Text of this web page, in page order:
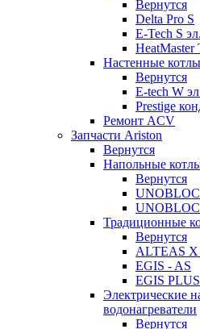
Вернутся
Delta Pro S
E-Tech S
HeatMaster
Настенные котлы
Вернутся
E-tech W
Prestige
Ремонт ACV
Запчасти Ariston
Вернутся
Напольные
Вернутся
UNOBLOC
Традиционные
Вернутся
ALTEAS
EGIS - AS
EGIS PLUS
Электрические
водонагреватели
Вернутся